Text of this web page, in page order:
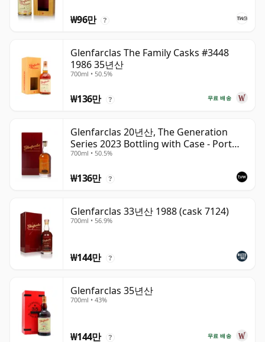
₩96만 ?
Glenfarclas The Family Casks #3448
1986 35년산
700ml • 50.5%
무료 배송
₩136만 ?
Glenfarclas 20년산, The Generation
Series 2023 Bottling with Case - Port
Pipe #1355
700ml • 50.5%
₩136만 ?
Glenfarclas 33년산 1988 (cask 7124)
700ml • 56.9%
₩144만 ?
Glenfarclas 35년산
700ml • 43%
무료 배송
₩144만 ?